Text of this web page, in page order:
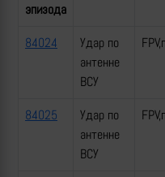
эпизода
84024
Удар по
антенне
ВСУ
84025
Удар по
антенне
ВСУ